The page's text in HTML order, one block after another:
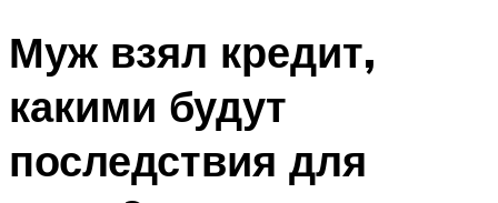
Муж взял кредит,
какими будут
последствия для